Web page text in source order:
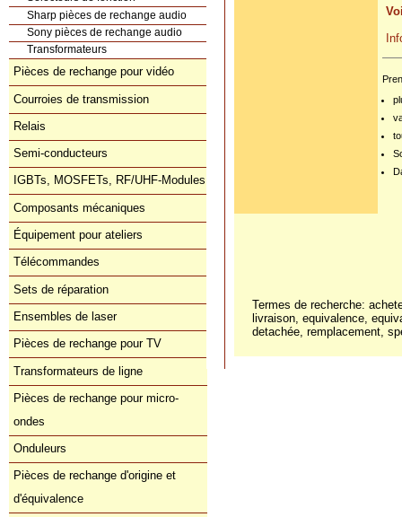
Sharp pièces de rechange audio
Sony pièces de rechange audio
Transformateurs
Pièces de rechange pour vidéo
Courroies de transmission
Relais
Semi-conducteurs
IGBTs, MOSFETs, RF/UHF-Modules
Composants mécaniques
Équipement pour ateliers
Télécommandes
Sets de réparation
Ensembles de laser
Pièces de rechange pour TV
Transformateurs de ligne
Pièces de rechange pour micro-
ondes
Onduleurs
Pièces de rechange d'origine et
d'équivalence
Termes de recherche:
livraison, equivalence,
detachée, remplacement,